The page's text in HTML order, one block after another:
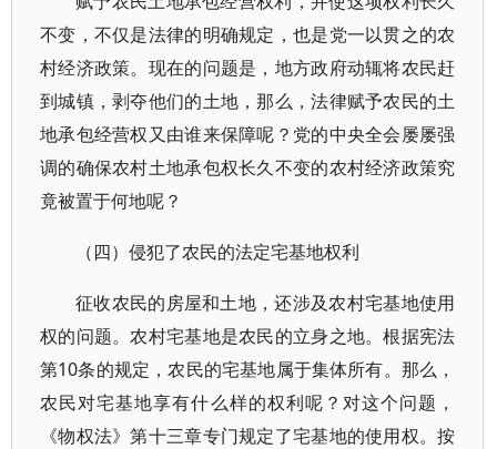
不变，不仅是法律的明确规定，也是党一以贯之的农
村经济政策。现在的问题是，地方政府动辄将农民赶
到城镇，剥夺他们的土地，那么，法律赋予农民的土
地承包经营权又由谁来保障呢？党的中央全会屡屡强
调的确保农村土地承包权长久不变的农村经济政策究
竟被置于何地呢？
（四）侵犯了农民的法定宅基地权利
征收农民的房屋和土地，还涉及农村宅基地使用
权的问题。农村宅基地是农民的立身之地。根据宪法
第10条的规定，农民的宅基地属于集体所有。那么，
农民对宅基地享有什么样的权利呢？对这个问题，
《物权法》第十三章专门规定了宅基地的使用权。按